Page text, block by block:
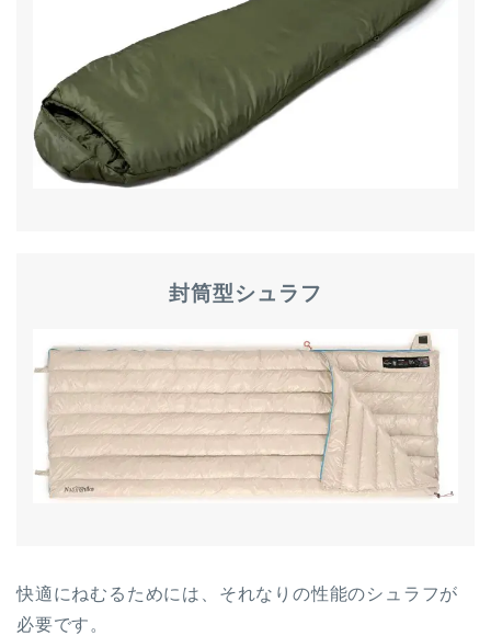
封筒型シュラフ
快適にねむるためには、それなりの性能のシュラフが
必要です。